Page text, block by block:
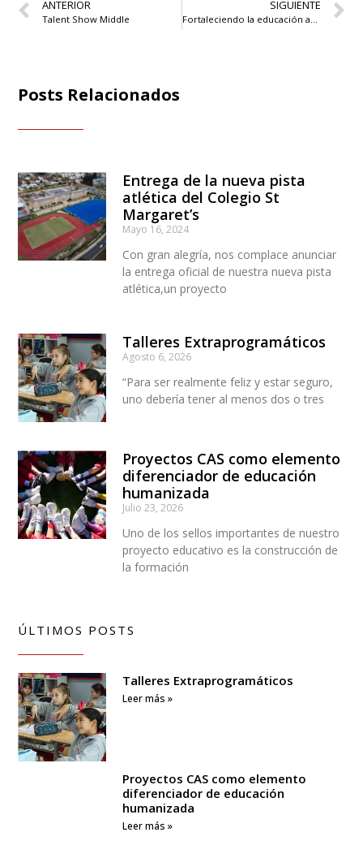
ANTERIOR
Talent Show Middle
SIGUIENTE
Fortaleciendo la educación ambiental desde la colaboración entre comunidades escolares
Posts Relacionados
Entrega de la nueva pista
atlética del Colegio St
Margaret’s
Mayo 16, 2024
Con gran alegría, nos complace anunciar
la entrega oficial de nuestra nueva pista
atlética,un proyecto
Talleres Extraprogramáticos
Agosto 6, 2026
“Para ser realmente feliz y estar seguro,
uno debería tener al menos dos o tres
Proyectos CAS como elemento
diferenciador de educación
humanizada
Julio 23, 2026
Uno de los sellos importantes de nuestro
proyecto educativo es la construcción de
la formación
ÚLTIMOS POSTS
Talleres Extraprogramáticos
Leer más »
Proyectos CAS como elemento
diferenciador de educación
humanizada
Leer más »